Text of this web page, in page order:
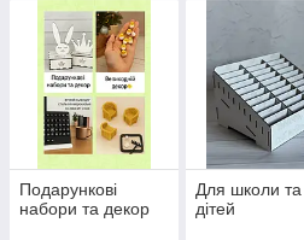
Подарункові
набори та декор
Для школи та
дітей